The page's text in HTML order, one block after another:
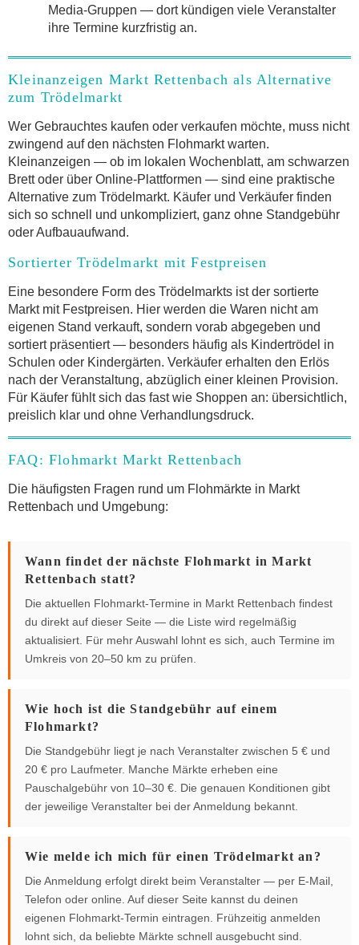
Media-Gruppen — dort kündigen viele Veranstalter
ihre Termine kurzfristig an.
Kleinanzeigen Markt Rettenbach als Alternative
zum Trödelmarkt
Wer Gebrauchtes kaufen oder verkaufen möchte, muss nicht
zwingend auf den nächsten Flohmarkt warten.
Kleinanzeigen — ob im lokalen Wochenblatt, am schwarzen
Brett oder über Online-Plattformen — sind eine praktische
Alternative zum Trödelmarkt. Käufer und Verkäufer finden
sich so schnell und unkompliziert, ganz ohne Standgebühr
oder Aufbauaufwand.
Sortierter Trödelmarkt mit Festpreisen
Eine besondere Form des Trödelmarkts ist der sortierte
Markt mit Festpreisen. Hier werden die Waren nicht am
eigenen Stand verkauft, sondern vorab abgegeben und
sortiert präsentiert — besonders häufig als Kindertrödel in
Schulen oder Kindergärten. Verkäufer erhalten den Erlös
nach der Veranstaltung, abzüglich einer kleinen Provision.
Für Käufer fühlt sich das fast wie Shoppen an: übersichtlich,
preislich klar und ohne Verhandlungsdruck.
FAQ: Flohmarkt Markt Rettenbach
Die häufigsten Fragen rund um Flohmärkte in Markt
Rettenbach und Umgebung:
Wann findet der nächste Flohmarkt in Markt
Rettenbach statt?
Die aktuellen Flohmarkt-Termine in Markt Rettenbach findest
du direkt auf dieser Seite — die Liste wird regelmäßig
aktualisiert. Für mehr Auswahl lohnt es sich, auch Termine im
Umkreis von 20–50 km zu prüfen.
Wie hoch ist die Standgebühr auf einem
Flohmarkt?
Die Standgebühr liegt je nach Veranstalter zwischen 5 € und
20 € pro Laufmeter. Manche Märkte erheben eine
Pauschalgebühr von 10–30 €. Die genauen Konditionen gibt
der jeweilige Veranstalter bei der Anmeldung bekannt.
Wie melde ich mich für einen Trödelmarkt an?
Die Anmeldung erfolgt direkt beim Veranstalter — per E-Mail,
Telefon oder online. Auf dieser Seite kannst du deinen
eigenen Flohmarkt-Termin eintragen. Frühzeitig anmelden
lohnt sich, da beliebte Märkte schnell ausgebucht sind.